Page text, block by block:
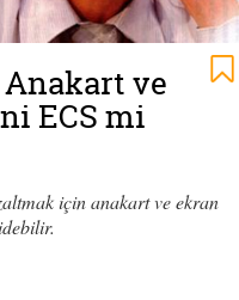
Anakart ve
ECS mi
için anakart ve ekran